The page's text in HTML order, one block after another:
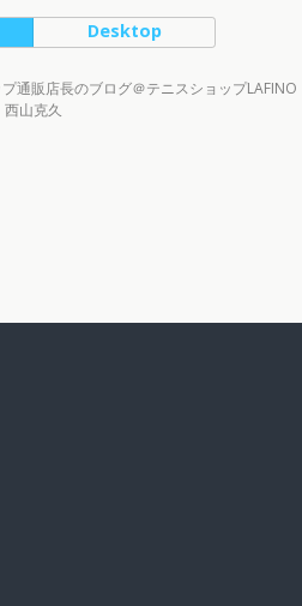
Desktop
通販店長のブログ＠テニスショップLAFINO
西山克久